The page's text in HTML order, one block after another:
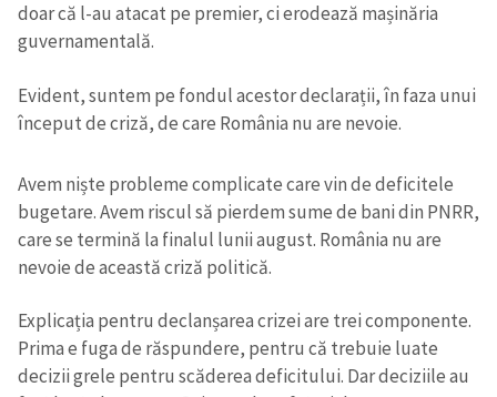
doar că l-au atacat pe premier, ci erodează mașinăria
guvernamentală.
Evident, suntem pe fondul acestor declarații, în faza unui
început de criză, de care România nu are nevoie.
Avem niște probleme complicate care vin de deficitele
bugetare. Avem riscul să pierdem sume de bani din PNRR,
care se termină la finalul lunii august. România nu are
nevoie de această criză politică.
Explicația pentru declanșarea crizei are trei componente.
Prima e fuga de răspundere, pentru că trebuie luate
decizii grele pentru scăderea deficitului. Dar deciziile au